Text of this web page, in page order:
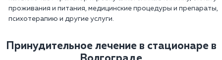
проживания и питания, медицинские процедуры и препараты,
психотерапию и другие услуги.
Принудительное лечение в стационаре в